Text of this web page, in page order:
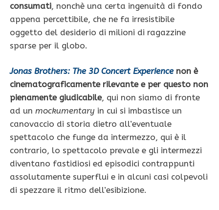
consumati, nonchè una certa ingenuità di fondo
appena percettibile, che ne fa irresistibile
oggetto del desiderio di milioni di ragazzine
sparse per il globo.
Jonas Brothers: The 3D Concert Experiencenon è
cinematograficamente rilevante e per questo non
pienamente giudicabile, qui non siamo di fronte
ad un mockumentary in cui si imbastisce un
canovaccio di storia dietro all’eventuale
spettacolo che funge da intermezzo, qui è il
contrario, lo spettacolo prevale e gli intermezzi
diventano fastidiosi ed episodici contrappunti
assolutamente superflui e in alcuni casi colpevoli
di spezzare il ritmo dell’esibizione.